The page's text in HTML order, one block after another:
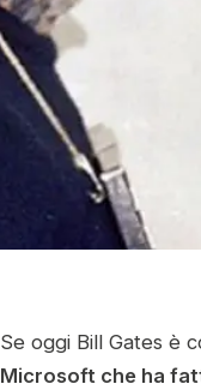
Se oggi Bill Gates è
Microsoft che ha